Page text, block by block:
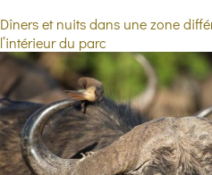
Dîners et nuits dans une zone
l’intérieur du parc